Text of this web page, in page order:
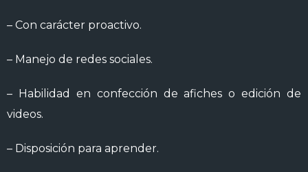
– Con carácter proactivo.
– Manejo de redes sociales.
– Habilidad en confección de afiches o edición de
videos.
– Disposición para aprender.